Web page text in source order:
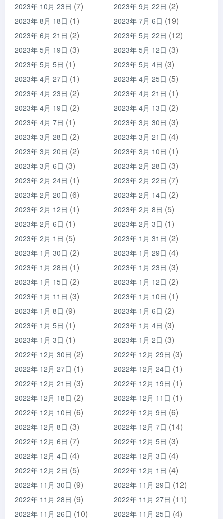
2023年 10月 23日 (7) 2023年 9月 22日 (2)
2023年 8月 18日 (1) 2023年 7月 6日 (19)
2023年 6月 21日 (2) 2023年 5月 22日 (12)
2023年 5月 19日 (3) 2023年 5月 12日 (3)
2023年 5月 5日 (1) 2023年 5月 4日 (3)
2023年 4月 27日 (1) 2023年 4月 25日 (5)
2023年 4月 23日 (2) 2023年 4月 21日 (1)
2023年 4月 19日 (2) 2023年 4月 13日 (2)
2023年 4月 7日 (1) 2023年 3月 30日 (3)
2023年 3月 28日 (2) 2023年 3月 21日 (4)
2023年 3月 20日 (2) 2023年 3月 10日 (1)
2023年 3月 6日 (3) 2023年 2月 28日 (3)
2023年 2月 24日 (1) 2023年 2月 22日 (7)
2023年 2月 20日 (6) 2023年 2月 14日 (2)
2023年 2月 12日 (1) 2023年 2月 8日 (5)
2023年 2月 6日 (1) 2023年 2月 3日 (1)
2023年 2月 1日 (5) 2023年 1月 31日 (2)
2023年 1月 30日 (2) 2023年 1月 29日 (4)
2023年 1月 28日 (1) 2023年 1月 23日 (3)
2023年 1月 15日 (2) 2023年 1月 12日 (2)
2023年 1月 11日 (3) 2023年 1月 10日 (1)
2023年 1月 8日 (9) 2023年 1月 6日 (2)
2023年 1月 5日 (1) 2023年 1月 4日 (3)
2023年 1月 3日 (1) 2023年 1月 2日 (3)
2022年 12月 30日 (2) 2022年 12月 29日 (3)
2022年 12月 27日 (1) 2022年 12月 24日 (1)
2022年 12月 21日 (3) 2022年 12月 19日 (1)
2022年 12月 18日 (2) 2022年 12月 11日 (1)
2022年 12月 10日 (6) 2022年 12月 9日 (6)
2022年 12月 8日 (3) 2022年 12月 7日 (14)
2022年 12月 6日 (7) 2022年 12月 5日 (3)
2022年 12月 4日 (4) 2022年 12月 3日 (4)
2022年 12月 2日 (5) 2022年 12月 1日 (4)
2022年 11月 30日 (9) 2022年 11月 29日 (12)
2022年 11月 28日 (9) 2022年 11月 27日 (11)
2022年 11月 26日 (10) 2022年 11月 25日 (4)